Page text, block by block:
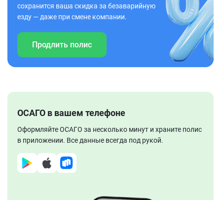
сохранится ваша скидка за безаварийную
езду — даже при смене компании.
Продлить полис
ОСАГО в вашем телефоне
Оформляйте ОСАГО за несколько минут и храните полис
в приложении. Все данные всегда под рукой.